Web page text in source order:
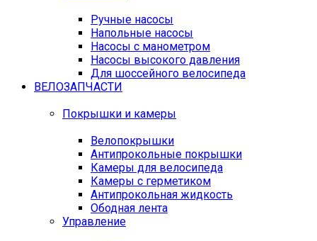
Ручные насосы
Напольные насосы
Насосы с манометром
Насосы высокого давления
Для шоссейного велосипеда
ВЕЛОЗАПЧАСТИ
Покрышки и камеры
Велопокрышки
Антипрокольные покрышки
Камеры для велосипеда
Камеры с герметиком
Антипрокольная жидкость
Ободная лента
Управление